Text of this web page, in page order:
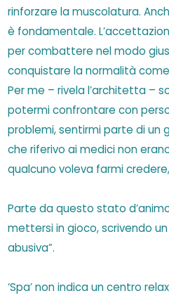
rinforzare la muscolatura.
è fondamentale.
per combattere nel modo
conquistare la normalità
Per me – rivela l’architetta –
potermi confrontare con
problemi, sentirmi parte di un
che riferivo ai medici non
qualcuno voleva farmi
Parte da questo stato
mettersi in gioco, scrivendo un
abusiva”.
‘Spa’ non indica un centro